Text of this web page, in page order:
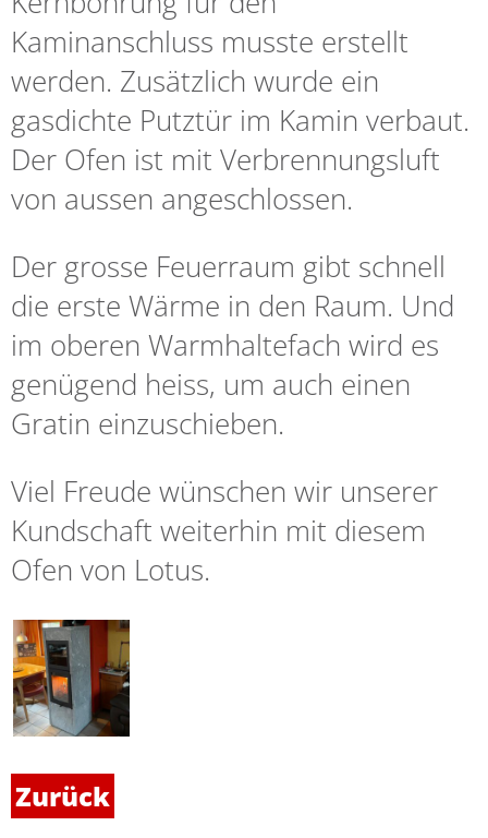
Kaminanschluss musste erstellt
werden. Zusätzlich wurde ein
gasdichte Putztür im Kamin verbaut.
Der Ofen ist mit Verbrennungsluft
von aussen angeschlossen.
Der grosse Feuerraum gibt schnell
die erste Wärme in den Raum. Und
im oberen Warmhaltefach wird es
genügend heiss, um auch einen
Gratin einzuschieben.
Viel Freude wünschen wir unserer
Kundschaft weiterhin mit diesem
Ofen von Lotus.
Zurück